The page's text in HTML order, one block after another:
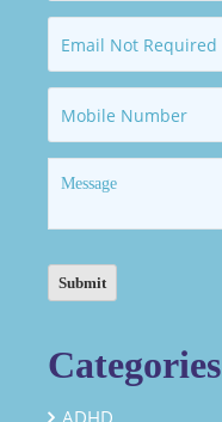
Categories
ADHD